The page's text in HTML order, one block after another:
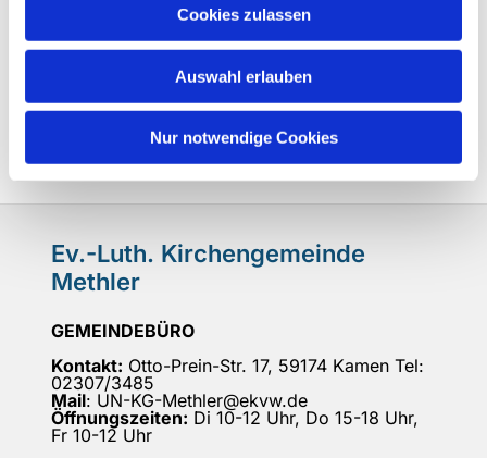
Cookies zulassen
Auswahl erlauben
Nur notwendige Cookies
Ev.-Luth. Kirchengemeinde
Methler
GEMEINDEBÜRO
Kontakt: Otto-Prein-Str. 17, 59174 Kamen Tel:
02307/3485
Mail: UN-KG-Methler@ekvw.de
Öffnungszeiten: Di 10-12 Uhr, Do 15-18 Uhr,
Fr 10-12 Uhr